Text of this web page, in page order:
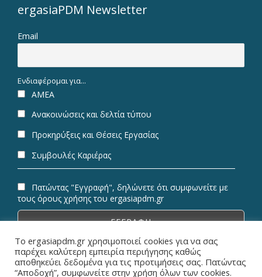
ergasiaPDM Newsletter
Email
Ενδιαφέρομαι για...
ΑΜΕΑ
Ανακοινώσεις και δελτία τύπου
Προκηρύξεις και Θέσεις Εργασίας
Συμβουλές Καριέρας
Πατώντας "Εγγραφή", δηλώνετε ότι συμφωνείτε με
τους όρους χρήσης του ergasiapdm.gr
Το ergasiapdm.gr χρησιμοποιεί cookies για να σας
παρέχει καλύτερη εμπειρία περιήγησης καθώς
αποθηκεύει δεδομένα για τις προτιμήσεις σας. Πατώντας
“Αποδοχή”, συμφωνείτε στην χρήση όλων των cookies.